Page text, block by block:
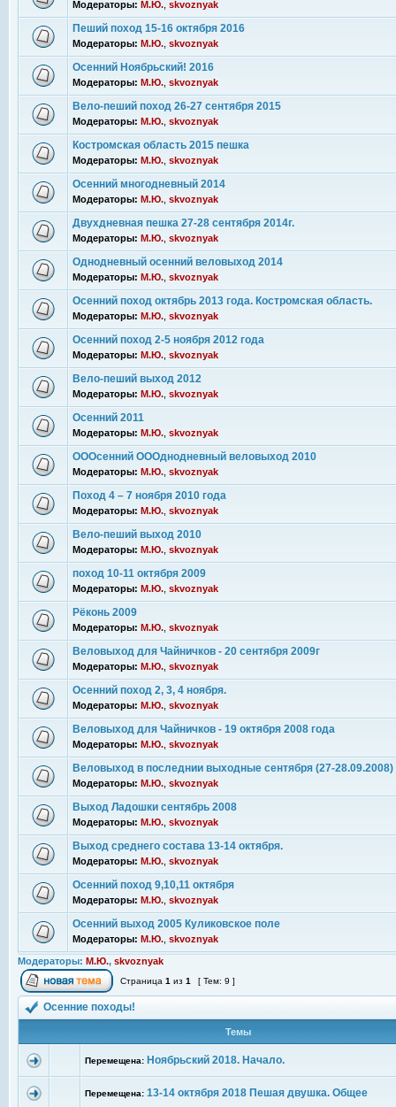
Модераторы: М.Ю. skvoznyak
Пеший поход 15-16 октября 2016
Модераторы: М.Ю. skvoznyak
Осенний Ноябрьский! 2016
Модераторы: М.Ю. skvoznyak
Вело-пеший поход 26-27 сентября 2015
Модераторы: М.Ю. skvoznyak
Костромская область 2015 пешка
Модераторы: М.Ю. skvoznyak
Осенний многодневный 2014
Модераторы: М.Ю. skvoznyak
Двухдневная пешка 27-28 сентября 2014г.
Модераторы: М.Ю. skvoznyak
Однодневный осенний веловыход 2014
Модераторы: М.Ю. skvoznyak
Осенний поход октябрь 2013 года. Костромская область.
Модераторы: М.Ю. skvoznyak
Осенний поход 2-5 ноября 2012 года
Модераторы: М.Ю. skvoznyak
Вело-пеший выход 2012
Модераторы: М.Ю. skvoznyak
Осенний 2011
Модераторы: М.Ю. skvoznyak
ОООсенний ОООднодневный веловыход 2010
Модераторы: М.Ю. skvoznyak
Поход 4 – 7 ноября 2010 года
Модераторы: М.Ю. skvoznyak
Вело-пеший выход 2010
Модераторы: М.Ю. skvoznyak
поход 10-11 октября 2009
Модераторы: М.Ю. skvoznyak
Рёконь 2009
Модераторы: М.Ю. skvoznyak
Веловыход для Чайничков - 20 сентября 2009г
Модераторы: М.Ю. skvoznyak
Осенний поход 2, 3, 4 ноября.
Модераторы: М.Ю. skvoznyak
Веловыход для Чайничков - 19 октября 2008 года
Модераторы: М.Ю. skvoznyak
Веловыход в последнии выходные сентября (27-28.09.2008)
Модераторы: М.Ю. skvoznyak
Выход Ладошки сентябрь 2008
Модераторы: М.Ю. skvoznyak
Выход среднего состава 13-14 октября.
Модераторы: М.Ю. skvoznyak
Осенний поход 9,10,11 октября
Модераторы: М.Ю. skvoznyak
Осенний выход 2005 Куликовское поле
Модераторы: М.Ю. skvoznyak
Модераторы: М.Ю., skvoznyak
Страница 1 из 1 [ Тем: 9 ]
Осенние походы!
Темы
Перемещена: Ноябрьский 2018. Начало.
Перемещена: 13-14 октября 2018 Пешая двушка. Общее